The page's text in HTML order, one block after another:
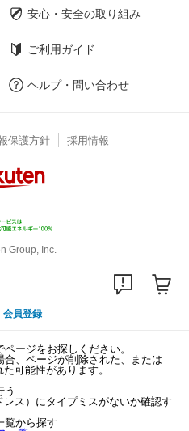
安心・安全の取り組み
ご利用ガイド
ヘルプ・問い合わせ
保護方針 採用情報
Group, Inc.
会員登録
ージをお探しください。
、ページが削除された、または
可能性があります。
う
レス）にタイプミスがないか確認す
覧から探す